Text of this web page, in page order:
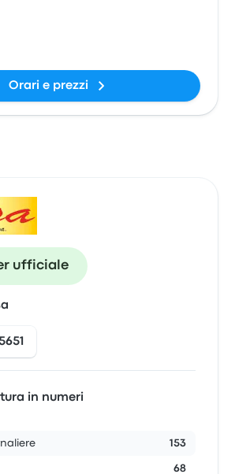
Orari e prezzi
ufficiale
in numeri
153
68